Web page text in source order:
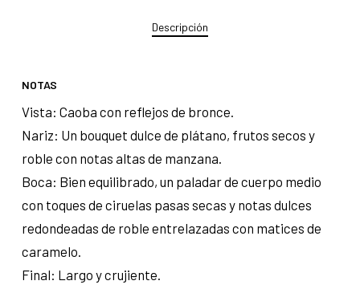
Descripción
NOTAS
Vista: Caoba con reflejos de bronce.
Nariz: Un bouquet dulce de plátano, frutos secos y
roble con notas altas de manzana.
Boca: Bien equilibrado, un paladar de cuerpo medio
con toques de ciruelas pasas secas y notas dulces
redondeadas de roble entrelazadas con matices de
caramelo.
Final: Largo y crujiente.